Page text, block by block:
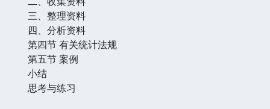
三、整理资料
四、分析资料
第四节 有关统计法规
第五节 案例
小结
思考与练习